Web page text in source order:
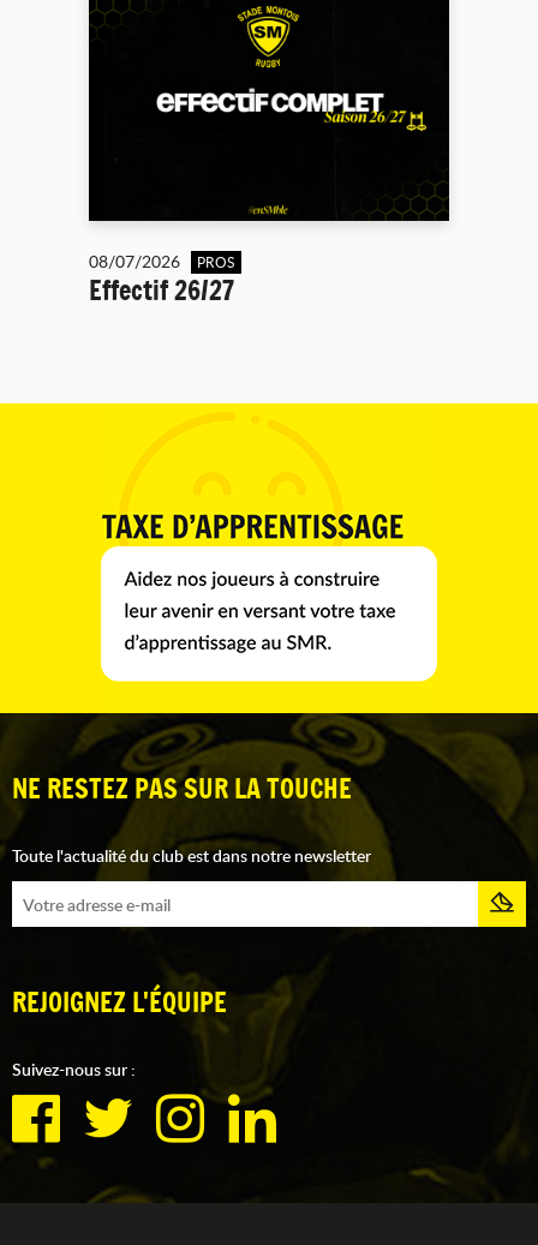
08/07/2026 PROS
Effectif 26/27
NE RESTEZ PAS SUR LA TOUCHE
Toute l'actualité du club est dans notre newsletter
REJOIGNEZ L'ÉQUIPE
Suivez-nous sur :